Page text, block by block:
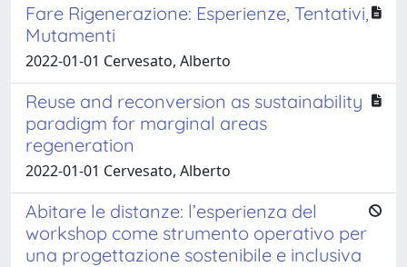
Fare Rigenerazione: Esperienze, Tentativi,
Mutamenti
2022-01-01 Cervesato, Alberto
Reuse and reconversion as sustainability
paradigm for marginal areas
regeneration
2022-01-01 Cervesato, Alberto
Abitare le distanze: l’esperienza del
workshop come strumento operativo per
una progettazione sostenibile e inclusiva